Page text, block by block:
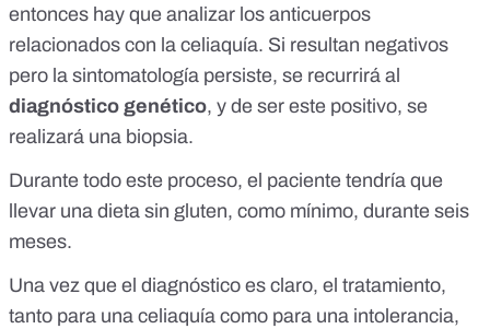
entonces hay que analizar los anticuerpos
relacionados con la celiaquía. Si resultan negativos
pero la sintomatología persiste, se recurrirá al
diagnóstico genético, y de ser este positivo, se
realizará una biopsia.
Durante todo este proceso, el paciente tendría que
llevar una dieta sin gluten, como mínimo, durante seis
meses.
Una vez que el diagnóstico es claro, el tratamiento,
tanto para una celiaquía como para una intolerancia,